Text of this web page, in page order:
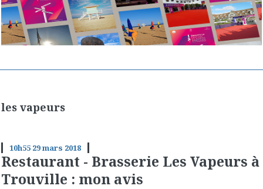
les vapeurs
10h55 29mars 2018
Restaurant - Brasserie Les Vapeurs à
Trouville : mon avis